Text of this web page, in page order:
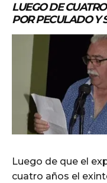
LUEGO DE
POR PECULADO Y
Luego de que el
cuatro años el